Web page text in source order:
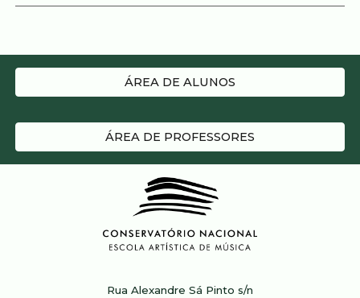
ÁREA DE ALUNOS
ÁREA DE PROFESSORES
Rua Alexandre Sá Pinto s/n